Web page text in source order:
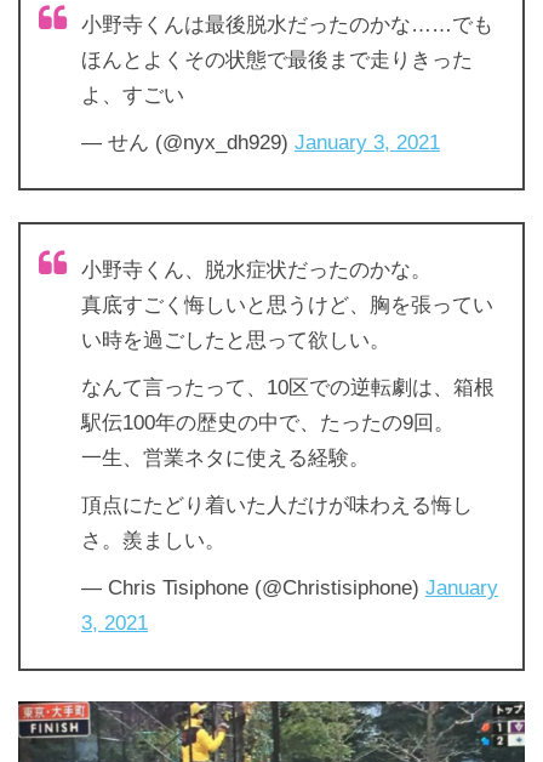
小野寺くんは最後脱水だったのかな……でも
ほんとよくその状態で最後まで走りきった
よ、すごい
— せん (@nyx_dh929) January 3, 2021
小野寺くん、脱水症状だったのかな。
真底すごく悔しいと思うけど、胸を張ってい
い時を過ごしたと思って欲しい。
なんて言ったって、10区での逆転劇は、箱根
駅伝100年の歴史の中で、たったの9回。
一生、営業ネタに使える経験。
頂点にたどり着いた人だけが味わえる悔し
さ。羨ましい。
— Chris Tisiphone (@Christisiphone) January
3, 2021